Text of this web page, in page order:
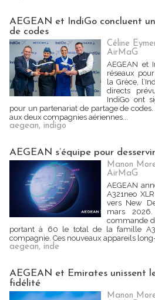
AEGEAN et IndiGo concluent
de codes
Céline
AirMaG
AEGEAN et
réseaux
la Grèce,
directs
IndiGo ont
pour un partenariat de partage de
aux deux compagnies aériennes...
aegean, indigo
AEGEAN s’équipe pour
Manon
AirMaG
AEGEAN
A321neo
vers New
mars
commande
portant à 60 le total de la famille
compagnie. Ces nouveaux appareils
aegean, inde
AEGEAN et Emirates unissent
fidélité
Manon